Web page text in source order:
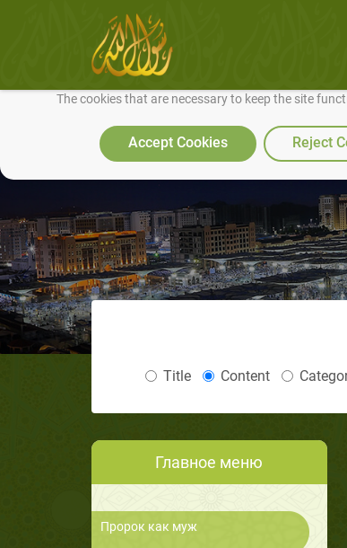
We use cookies to make our site work well for you and so
The cookies that are necessary to keep the site
Accept Cookies Reject
Title Content
Главное меню
Пророк как муж